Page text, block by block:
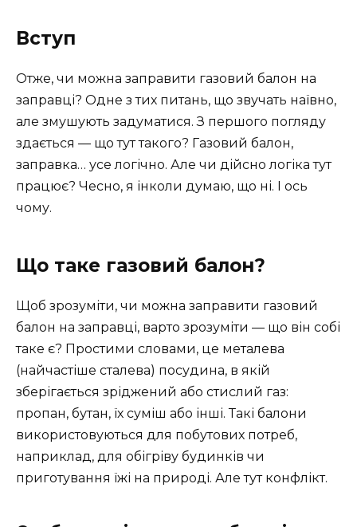
Вступ
Отже, чи можна заправити газовий балон на
заправці? Одне з тих питань, що звучать наївно,
але змушують задуматися. З першого погляду
здається — що тут такого? Газовий балон,
заправка… усе логічно. Але чи дійсно логіка тут
працює? Чесно, я інколи думаю, що ні. І ось
чому.
Що таке газовий балон?
Щоб зрозуміти, чи можна заправити газовий
балон на заправці, варто зрозуміти — що він собі
таке є? Простими словами, це металева
(найчастіше сталева) посудина, в якій
зберігається зріджений або стислий газ:
пропан, бутан, їх суміш або інші. Такі балони
використовуються для побутових потреб,
наприклад, для обігріву будинків чи
приготування їжі на природі. Але тут конфлікт.